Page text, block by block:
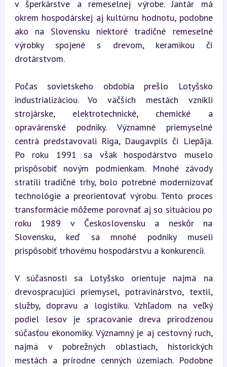
v šperkárstve a remeselnej výrobe. Jantár má
okrem hospodárskej aj kultúrnu hodnotu, podobne
ako na Slovensku niektoré tradičné remeselné
výrobky spojené s drevom, keramikou či
drotárstvom.
Počas sovietskeho obdobia prešlo Lotyšsko
industrializáciou. Vo väčších mestách vznikli
strojárske, elektrotechnické, chemické a
opravárenské podniky. Významné priemyselné
centrá predstavovali Riga, Daugavpils či Liepāja.
Po roku 1991 sa však hospodárstvo muselo
prispôsobiť novým podmienkam. Mnohé závody
stratili tradičné trhy, bolo potrebné modernizovať
technológie a preorientovať výrobu. Tento proces
transformácie môžeme porovnať aj so situáciou po
roku 1989 v Československu a neskôr na
Slovensku, keď sa mnohé podniky museli
prispôsobiť trhovému hospodárstvu a konkurencii.
V súčasnosti sa Lotyšsko orientuje najmä na
drevospracujúci priemysel, potravinárstvo, textil,
služby, dopravu a logistiku. Vzhľadom na veľký
podiel lesov je spracovanie dreva prirodzenou
súčasťou ekonomiky. Významný je aj cestovný ruch,
najmä v pobrežných oblastiach, historických
mestách a prírodne cenných územiach. Podobne